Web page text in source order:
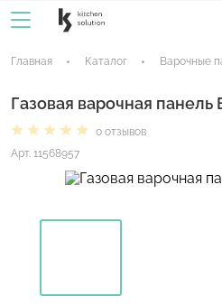
Главная Каталог Варочные
Газовая варочная панель
0 отзывов
Арт. 11568957